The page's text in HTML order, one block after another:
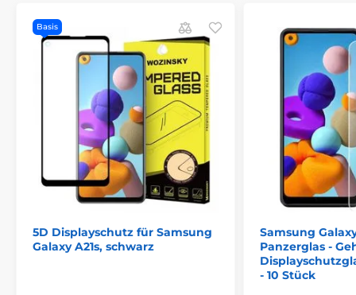
Basis
5D Displayschutz für Samsung
Galaxy A21s, schwarz
Samsung
Panzerglas -
- 10 Stück